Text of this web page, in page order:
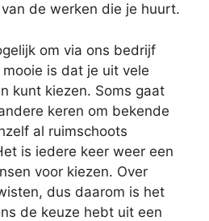
de werken die je huurt.
om via ons bedrijf
is dat je uit vele
kunt kiezen. Soms gaat
keren om bekende
al ruimschoots
is iedere keer weer een
voor kiezen. Over
dus daarom is het
de keuze hebt uit een